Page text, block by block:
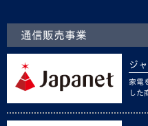
通信販売事業
ジ
家電
した